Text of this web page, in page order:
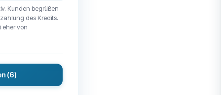
Kunden begrüßen
des Kredits.
eher von
(6)